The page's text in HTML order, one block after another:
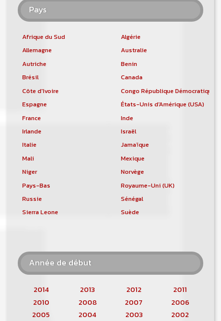
Pays
Afrique du Sud
Algérie
Allemagne
Australie
Autriche
Benin
Brésil
Canada
Côte d'Ivoire
Congo République Démocratique
Espagne
États-Unis d'Amérique (USA)
France
Inde
Irlande
Israël
Italie
Jamaïque
Mali
Mexique
Niger
Norvège
Pays-Bas
Royaume-Uni (UK)
Russie
Sénégal
Sierra Leone
Suède
Année de début
2014 2013 2012
2011
2010
2008 2007
2006
2005
2004 2003
2002